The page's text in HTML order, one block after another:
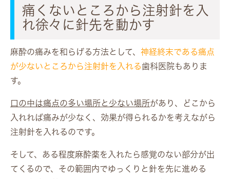
痛くないところから注射針を入
れ徐々に針先を動かす
麻酔の痛みを和らげる方法として、 神経終末である痛点
が少ないところから注射針を入れる歯科医院もありま
す。
口の中は痛点の多い場所と少ない場所があり、どこから
入れれば痛みが少なく、効果が得られるかを考えながら
注射針を入れるのです。
そして、ある程度麻酔薬を入れたら感覚のない部分が出
てくるので、その範囲内でゆっくりと針を先に進める